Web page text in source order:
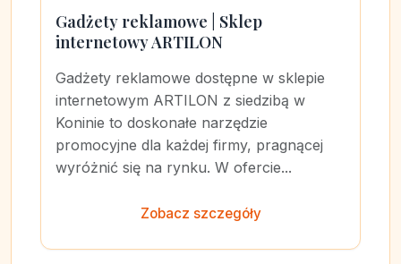
Gadżety reklamowe | Sklep
internetowy ARTILON
Gadżety reklamowe dostępne w sklepie
internetowym ARTILON z siedzibą w
Koninie to doskonałe narzędzie
promocyjne dla każdej firmy, pragnącej
wyróżnić się na rynku. W ofercie...
Zobacz szczegóły